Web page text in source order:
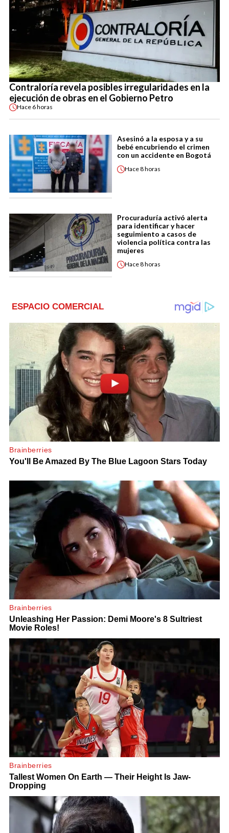
Contraloría revela posibles irregularidades en la
ejecución de obras en el Gobierno Petro
Hace 6 horas
Asesinó a la esposa y a su
bebé encubriendo el crimen
con un accidente en Bogotá
Hace8 horas
Procuraduría activó alerta
para identificar y hacer
seguimiento a casos de
violencia política contra las
mujeres
Hace8 horas